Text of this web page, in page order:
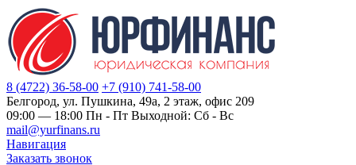
8 (4722) 36-58-00 +7 (910) 741-58-00
Белгород, ул. Пушкина, 49а, 2 этаж, офис 209
09:00 — 18:00 Пн - Пт Выходной: Сб - Вс
mail@yurfinans.ru
Навигация
Заказать звонок